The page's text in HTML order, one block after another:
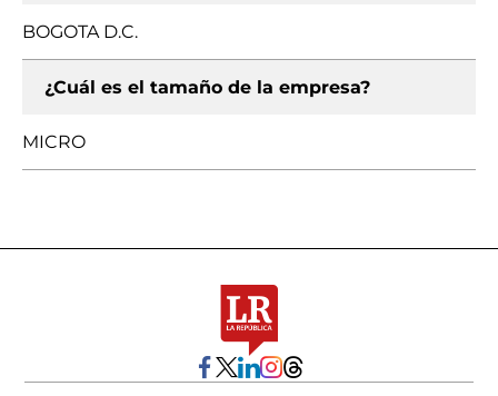
BOGOTA D.C.
¿Cuál es el tamaño de la empresa?
MICRO